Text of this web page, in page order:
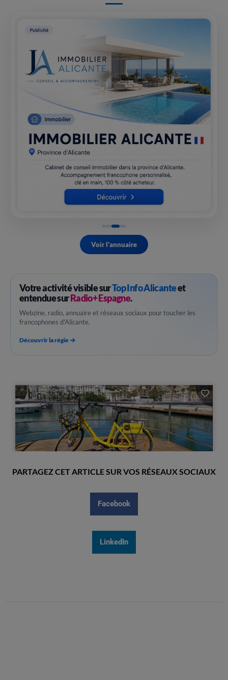
Voir l'annuaire
Votre activité visible surTop Info Alicanteet
entendue surRadio+ Espagne.
Webzine, radio, annuaire et réseaux sociaux pour toucher les
francophones d'Alicante.
Découvrir la régie
PARTAGEZ CET ARTICLE SUR VOS RÉSEAUX SOCIAUX
Facebook
LinkedIn